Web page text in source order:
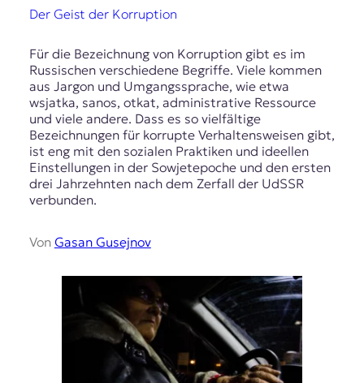
Der Geist der Korruption
Für die Bezeichnung von Korruption gibt es im
Russischen verschiedene Begriffe. Viele kommen
aus Jargon und Umgangssprache, wie etwa
wsjatka, sanos, otkat, administrative Ressource
und viele andere. Dass es so vielfältige
Bezeichnungen für korrupte Verhaltensweisen gibt,
ist eng mit den sozialen Praktiken und ideellen
Einstellungen in der Sowjetepoche und den ersten
drei Jahrzehnten nach dem Zerfall der UdSSR
verbunden.
Von Gasan Gusejnov